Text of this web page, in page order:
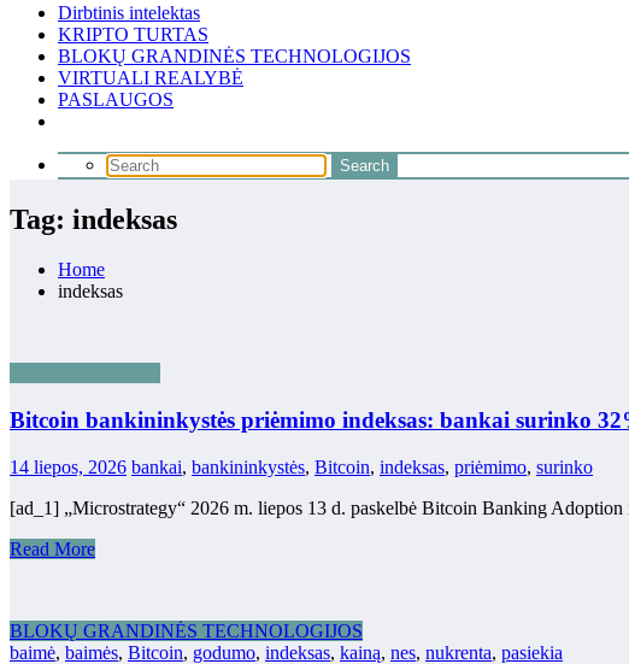
Dirbtinis intelektas
KRIPTO TURTAS
BLOKŲ GRANDINĖS TECHNOLOGIJOS
VIRTUALI REALYBĖ
PASLAUGOS
Tag: indeksas
Home
indeksas
Bitcoin bankininkystės priėmimo indeksas: bankai surinko
14 liepos, 2026 bankai, bankininkystės, Bitcoin, indeksas, priėmimo, surinko
[ad_1] „Microstrategy“ 2026 m. liepos 13 d. paskelbė Bitcoin Banking
Read More
BLOKŲ GRANDINĖS TECHNOLOGIJOS
baimė, baimės, Bitcoin, godumo, indeksas, kainą, nes, nukrenta, pasiekia